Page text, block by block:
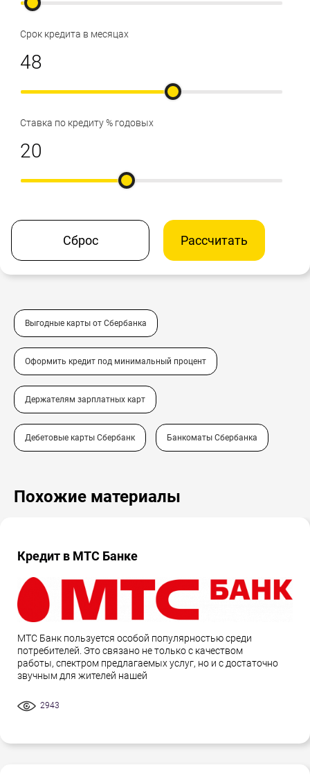
Срок кредита в месяцах
Ставка по кредиту % годовых
Сброс Рассчитать
Выгодные карты от Сбербанка
Оформить кредит под минимальный процент
Держателям зарплатных карт
Дебетовые карты Сбербанк Банкоматы Сбербанка
Похожие материалы
Кредит в МТС Банке
МТС Банк пользуется особой популярностью среди
потребителей. Это связано не только с качеством
работы, спектром предлагаемых услуг, но и с достаточно
звучным для жителей нашей
2943